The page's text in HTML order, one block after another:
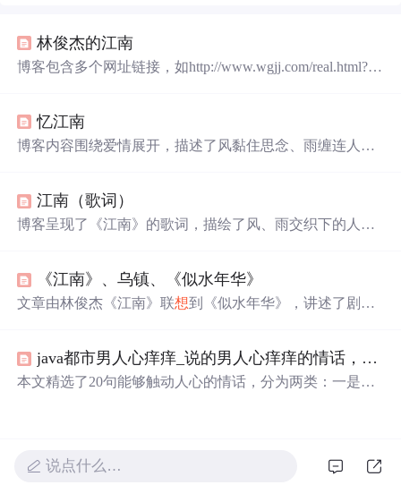
林俊杰的江南
博客包含多个网址链接，如http://www.wgjj.com/real.html?19
忆江南
博客内容围绕爱情展开，描述了风黏住思念、雨缠连人
后在江南烟雨中心碎才懂离愁之痛。
江南（歌词）
博客呈现了《江南》的歌词，描绘了风、雨交织下的人间
《江南》、乌镇、《似水年华》
文章由林俊杰《江南》联想到《似水年华》，讲述了剧中
镇变得不同，让人想感受剧中的纯洁爱情。 java都市男人心痒痒_说的男人心痒痒的情话，打动男人的心话十句话
本文精选了20句能够触动人心的情话，分为两类：一是能
说点什么…